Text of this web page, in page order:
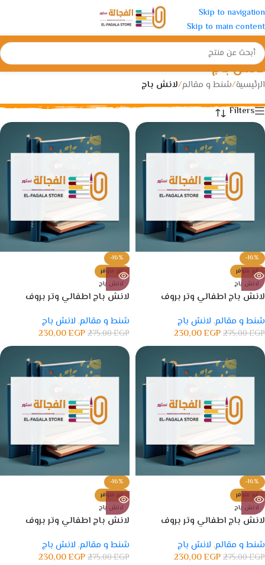
Skip to navigation
Skip to main content
لانش باج
الرئيسية/شنط و مقالم/لانش باج
Filters
-16%
غير متوفر
لانش باج
لانش باج اطفالي وتر بروف
شنط و مقالم, لانش باج
275,00EGP
230,00EGP
-16%
غير متوفر
لانش باج
لانش باج اطفالي وتر بروف
شنط و مقالم, لانش باج
275,00EGP
230,00EGP
-16%
غير متوفر
لانش باج
لانش باج اطفالي وتر بروف
شنط و مقالم, لانش باج
275,00EGP
230,00EGP
-16%
غير متوفر
لانش باج
لانش باج اطفالي وتر بروف
شنط و مقالم, لانش باج
275,00EGP
230,00EGP